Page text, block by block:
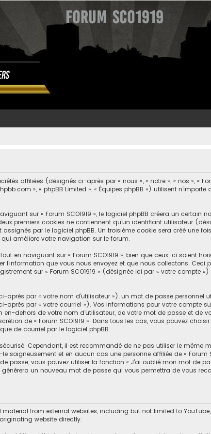
Forum SCO1919
affiliées (désignés ci-après par « nous », « notre », « nos », «
», « phpBB Limited », « Équipes phpBB ») utilisent
sur « Forum SCO1919 », le logiciel phpBB créera un
premiers cookies ne contiennent qu’un identifiant utilisateur
par le logiciel phpBB. Un troisième cookie sera créé une fois
améliore votre navigation sur le forum.
en naviguant sur « Forum SCO1919 », bien que ceux-ci soient
l’information que vous nous envoyez et que nous collectons.
sur « Forum SCO1919 » (désignée ici par « votre compte
par « votre nom d’utilisateur »), un mot de passe personnel
par « votre courriel »). Vos informations pour votre compte
dehors de votre nom d’utilisateur, de votre mot de passe et de
de « Forum SCO1919 ». Dans tous les cas, vous pouvez
de courriel par le logiciel phpBB.
Cependant, il est recommandé de ne pas utiliser le même
soigneusement et en aucun cas une personne affiliée de « Forum
passe, vous pouvez utiliser la fonction « J’ai oublié mon mot de
un nouveau mot de passe qui vous permettra de vous
from external websites, including but not limited to
website directly.